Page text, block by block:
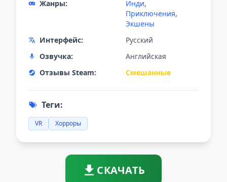
Жанры:
Инди,
Приключения,
Экшены
Интерфейс:
Русский
Озвучка:
Английская
Отзывы Steam:
Смешанные
Теги:
VR Хорроры
СКАЧАТЬ